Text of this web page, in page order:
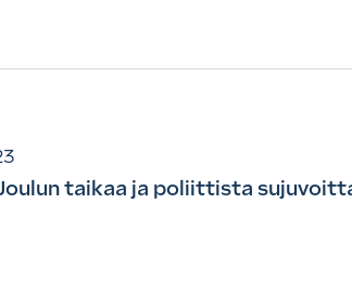
taikaa ja poliittista